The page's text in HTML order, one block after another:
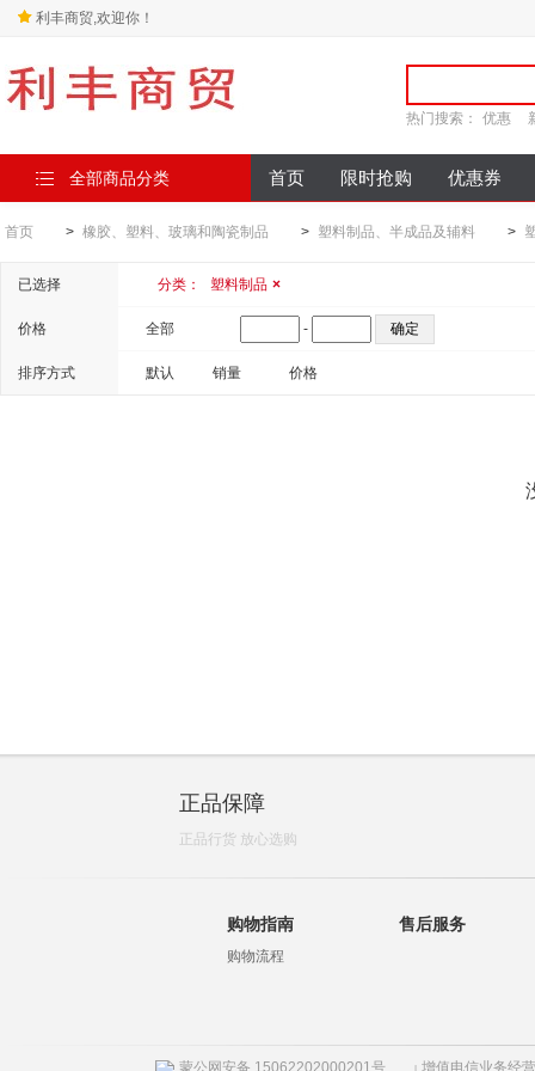
利丰商贸,欢迎你！
热门搜索： 优惠
全部商品分类 首页 限时抢购 优惠券
首页 > 橡胶、塑料、玻璃和陶瓷制品 > 塑料制品、半成品及辅料 >
已选择 分类： 塑料制品 ×
价格 全部 -
排序方式 默认 销量 价格
正品保障
正品行货 放心选购
购物指南
购物流程
售后服务